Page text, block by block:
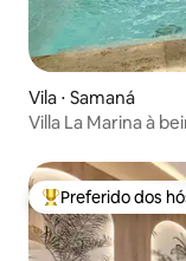
Vila ⋅ Samaná
Villa La Marina à
Entre os melhores
Preferido dos